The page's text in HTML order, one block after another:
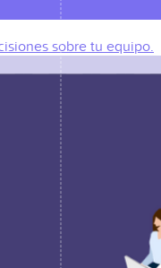
sobre tu equipo.